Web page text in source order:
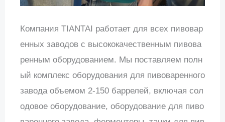
Компания TIANTAI работает для всех пивовар
енных заводов с высококачественным пивова
ренным оборудованием. Мы поставляем полн
ый комплекс оборудования для пивоваренного
завода объемом 2-150 баррелей, включая сол
одовое оборудование, оборудование для пиво